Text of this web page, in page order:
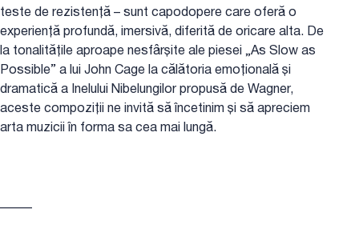
teste de rezistență – sunt capodopere care oferă o
experiență profundă, imersivă, diferită de oricare alta. De
la tonalitățile aproape nesfârșite ale piesei „As Slow as
Possible” a lui John Cage la călătoria emoțională și
dramatică a Inelului Nibelungilor propusă de Wagner,
aceste compoziții ne invită să încetinim și să apreciem
arta muzicii în forma sa cea mai lungă.